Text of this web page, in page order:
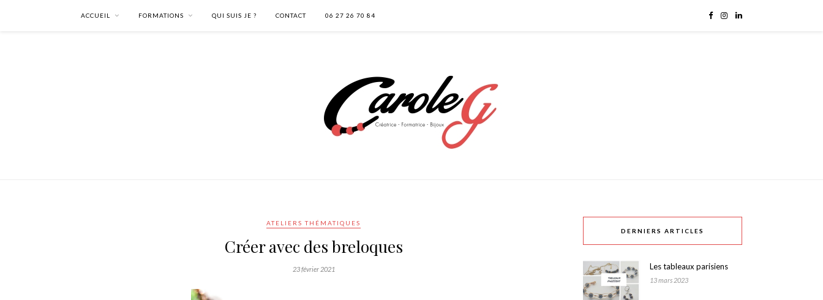
ACCUEIL FORMATIONS QUI SUIS JE ? CONTACT 06 27 26 70 84
ATELIERS THÉMATIQUES
Créer avec des breloques
23 février 2021
DERNIERS ARTICLES
Les tableaux parisiens
13 mars 2023